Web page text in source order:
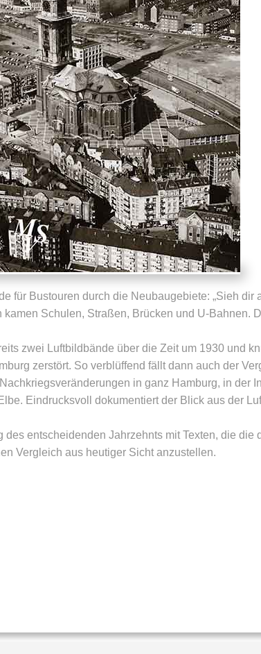
für Bustouren durch die Neubaugebiete: „Sieh dir
Schulen, Straßen, Brücken und U-Bahnen.
zwei Luftbildbände über die Zeit um 1930 und
zerstört. So verblüffend fällt dann auch der
in ganz Hamburg, in der
Eindrucksvoll dokumentiert der Blick aus der
entscheidenden Jahrzehnts mit Texten, die
Vergleich aus heutiger Sicht anzustellen.